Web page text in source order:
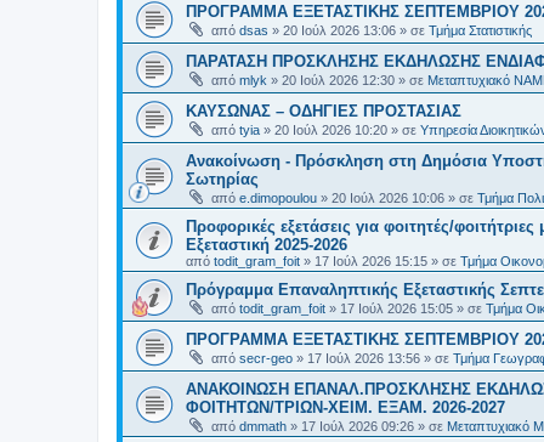
ΠΡΟΓΡΑΜΜΑ ΕΞΕΤΑΣΤΙΚΗΣ ΣΕΠΤΕΜΒΡΙΟΥ
από dsas » 20 Ιούλ 2026 13:06 » σε Τμήμα Στατιστικής
ΠΑΡΑΤΑΣΗ ΠΡΟΣΚΛΗΣΗΣ ΕΚΔΗΛΩΣΗΣ
από mlyk » 20 Ιούλ 2026 12:30 » σε Μεταπτυχιακό
ΚΑΥΣΩΝΑΣ – ΟΔΗΓΙΕΣ ΠΡΟΣΤΑΣΙΑΣ
από tyia » 20 Ιούλ 2026 10:20 » σε Υπηρεσία
Ανακοίνωση - Πρόσκληση στη Δημόσια
Σωτηρίας
από e.dimopoulou » 20 Ιούλ 2026 10:06 » σε Τμήμα
Προφορικές εξετάσεις για φοιτητές/
Εξεταστική 2025-2026
από todit_gram_foit » 17 Ιούλ 2026 15:15 » σε Τμήμα
Πρόγραμμα Επαναληπτικής Εξεταστικής
από todit_gram_foit » 17 Ιούλ 2026 15:05 » σε Τμήμα
ΠΡΟΓΡΑΜΜΑ ΕΞΕΤΑΣΤΙΚΗΣ ΣΕΠΤΕΜΒΡΙΟΥ
από secr-geo » 17 Ιούλ 2026 13:56 » σε Τμήμα
ΑΝΑΚΟΙΝΩΣΗ ΕΠΑΝΑΛ.ΠΡΟΣΚΛΗΣΗΣ
ΦΟΙΤΗΤΩΝ/ΤΡΙΩΝ-ΧΕΙΜ. ΕΞΑΜ. 2026-2027
από dmmath » 17 Ιούλ 2026 09:26 » σε Μεταπτυχιακό